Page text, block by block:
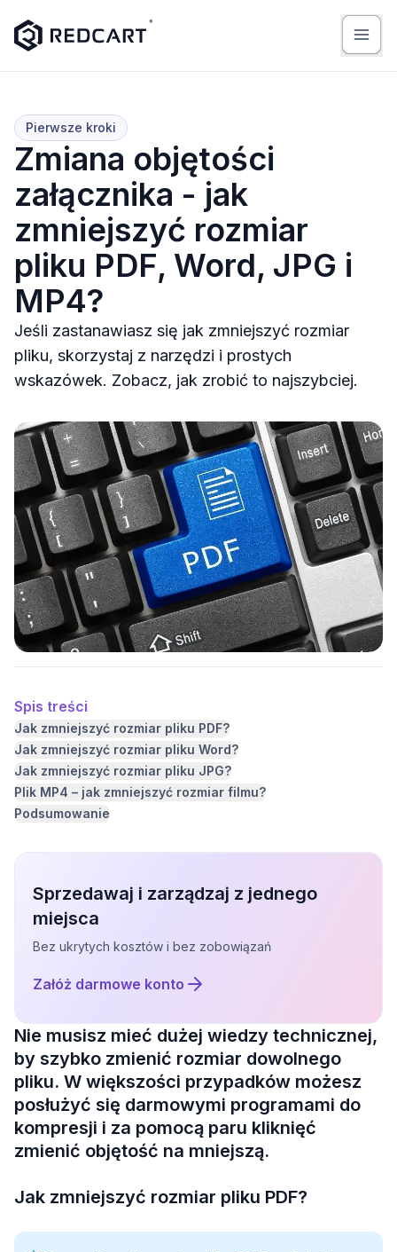
Pierwsze kroki
Zmiana objętości
załącznika - jak
zmniejszyć rozmiar
pliku PDF, Word, JPG i
MP4?
Jeśli zastanawiasz się jak zmniejszyć rozmiar
pliku, skorzystaj z narzędzi i prostych
wskazówek. Zobacz, jak zrobić to najszybciej.
Spis treści
Jak zmniejszyć rozmiar pliku PDF?
Jak zmniejszyć rozmiar pliku Word?
Jak zmniejszyć rozmiar pliku JPG?
Plik MP4 – jak zmniejszyć rozmiar filmu?
Podsumowanie
Sprzedawaj i zarządzaj z jednego
miejsca
Bez ukrytych kosztów i bez zobowiązań
Załóż darmowe konto
Nie musisz mieć dużej wiedzy technicznej,
by szybko zmienić rozmiar dowolnego
pliku. W większości przypadków możesz
posłużyć się darmowymi programami do
kompresji i za pomocą paru kliknięć
zmienić objętość na mniejszą.
Jak zmniejszyć rozmiar pliku PDF?